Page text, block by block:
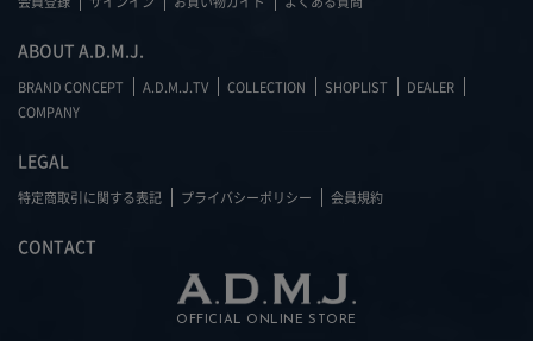
ABOUT A.D.M.J.
BRAND CONCEPT A.D.M.J.TV COLLECTION SHOPLIST
DEALER
COMPANY
LEGAL
特定商取引に関する表記 プライバシーポリシー 会員規約
CONTACT
OFFICIAL ONLINE STORE